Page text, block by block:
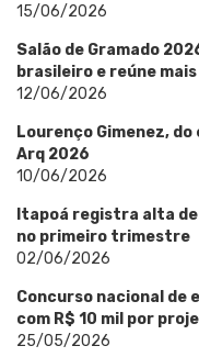
15/06/2026
Salão de Gramado
brasileiro e reúne
12/06/2026
Lourenço Gimenez,
Arq 2026
10/06/2026
Itapoá registra alta de
no primeiro trimestre
02/06/2026
Concurso nacional de
com R$ 10 mil por
25/05/2026